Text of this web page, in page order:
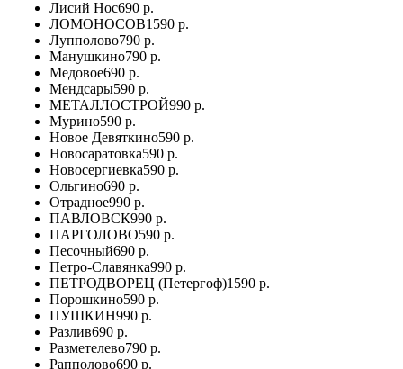
Лисий Нос690 р.
ЛОМОНОСОВ1590 р.
Лупполово790 р.
Манушкино790 р.
Медовое690 р.
Мендсары590 р.
МЕТАЛЛОСТРОЙ990 р.
Мурино590 р.
Новое Девяткино590 р.
Новосаратовка590 р.
Новосергиевка590 р.
Ольгино690 р.
Отрадное990 р.
ПАВЛОВСК990 р.
ПАРГОЛОВО590 р.
Песочный690 р.
Петро-Славянка990 р.
ПЕТРОДВОРЕЦ (Петергоф)1590 р.
Порошкино590 р.
ПУШКИН990 р.
Разлив690 р.
Разметелево790 р.
Рапполово690 р.